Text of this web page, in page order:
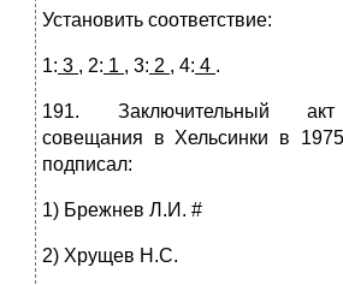
Установить соответствие:
1: 3 , 2: 1 , 3: 2 , 4: 4 .
191. Заключительный акт
совещания в Хельсинки в
подписал:
1) Брежнев Л.И. #
2) Хрущев Н.С.